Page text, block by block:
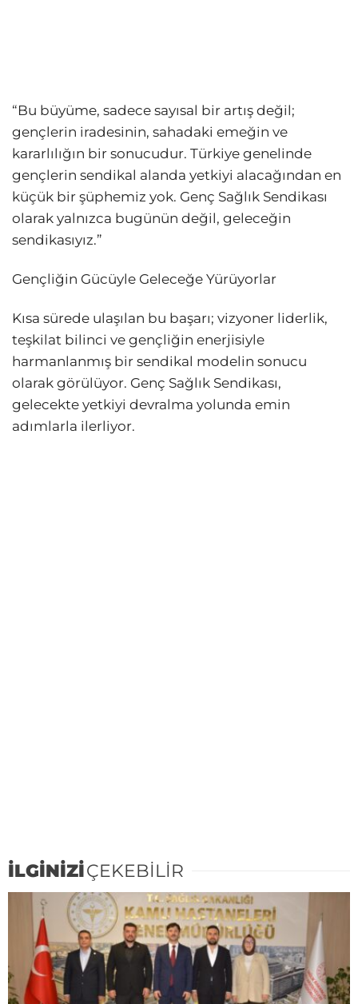
“Bu büyüme, sadece sayısal bir artış değil;
gençlerin iradesinin, sahadaki emeğin ve
kararlılığın bir sonucudur. Türkiye genelinde
gençlerin sendikal alanda yetkiyi alacağından en
küçük bir şüphemiz yok. Genç Sağlık Sendikası
olarak yalnızca bugünün değil, geleceğin
sendikasıyız.”
Gençliğin Gücüyle Geleceğe Yürüyorlar
Kısa sürede ulaşılan bu başarı; vizyoner liderlik,
teşkilat bilinci ve gençliğin enerjisiyle
harmanlanmış bir sendikal modelin sonucu
olarak görülüyor. Genç Sağlık Sendikası,
gelecekte yetkiyi devralma yolunda emin
adımlarla ilerliyor.
İLGİNİZİÇEKEBİLİR